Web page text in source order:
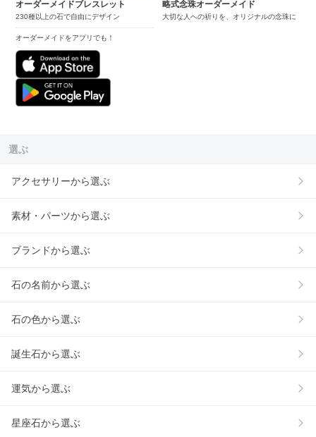
オーダーメイドブレスレット
230種以上の石で自由にデザイン
オーダーメイドをアプリでも！
略式念珠オーダーメイド
大切な人への祈りを、オリジナルの念珠に
選ぶ
アクセサリーから選ぶ
素材・パーツから選ぶ
ブランドから選ぶ
石の名前から選ぶ
石の色から選ぶ
誕生石から選ぶ
運気から選ぶ
星座石から選ぶ